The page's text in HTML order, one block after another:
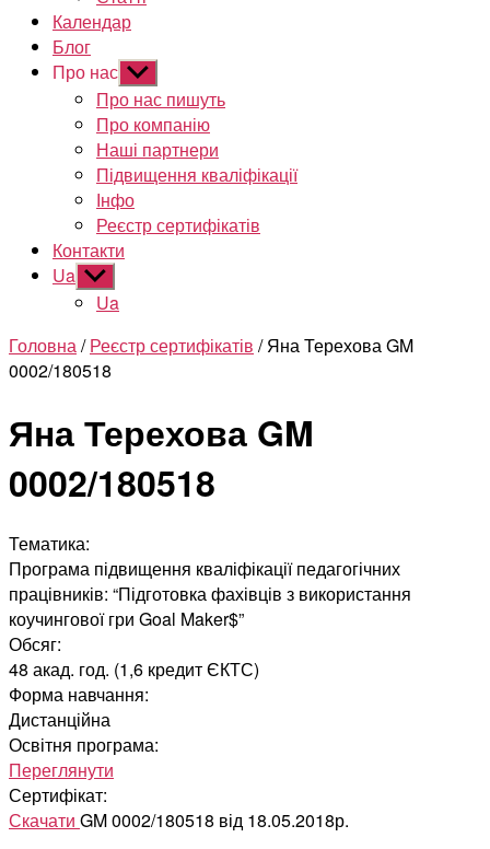
Календар
Блог
Про нас Показати
підменю
Про нас пишуть
Про компанію
Наші партнери
Підвищення кваліфікації
Інфо
Реєстр сертифікатів
Контакти
Ua Показати
підменю
Ua
Головна/Реєстр сертифікатів / Яна Терехова GM
0002/180518
Яна Терехова GM
0002/180518
Тематика:
Програма підвищення кваліфікації педагогічних
працівників: “Підготовка фахівців з використання
коучингової гри Goal Maker$”
Обсяг:
48 акад. год. (1,6 кредит ЄКТС)
Форма навчання:
Дистанційна
Освітня програма:
Переглянути
Сертифікат:
Скачати GM 0002/180518 від 18.05.2018р.